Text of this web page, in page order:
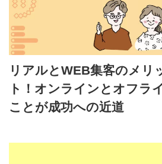
リアルとWEB集客のメリ
ト！オンラインとオフラ
ことが成功への近道